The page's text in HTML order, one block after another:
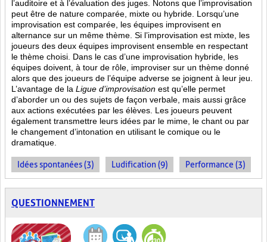
l’auditoire et à l’évaluation des juges. Notons que l’improvisation
peut être de nature comparée, mixte ou hybride. Lorsqu’une
improvisation est comparée, les équipes improvisent en
alternance sur un même thème. Si l’improvisation est mixte, les
joueurs des deux équipes improvisent ensemble en respectant
le thème choisi. Dans le cas d’une improvisation hybride, les
équipes doivent, à tour de rôle, improviser sur un thème donné
alors que des joueurs de l’équipe adverse se joignent à leur jeu.
L’avantage de la Ligue d’improvisation est qu’elle permet
d’aborder un ou des sujets de façon verbale, mais aussi grâce
aux actions exécutées par les élèves. Les joueurs peuvent
également transmettre leurs idées par le mime, le chant ou par
le changement d’intonation en utilisant le comique ou le
dramatique.
Idées spontanées (3) Ludification (9) Performance (3)
QUESTIONNEMENT